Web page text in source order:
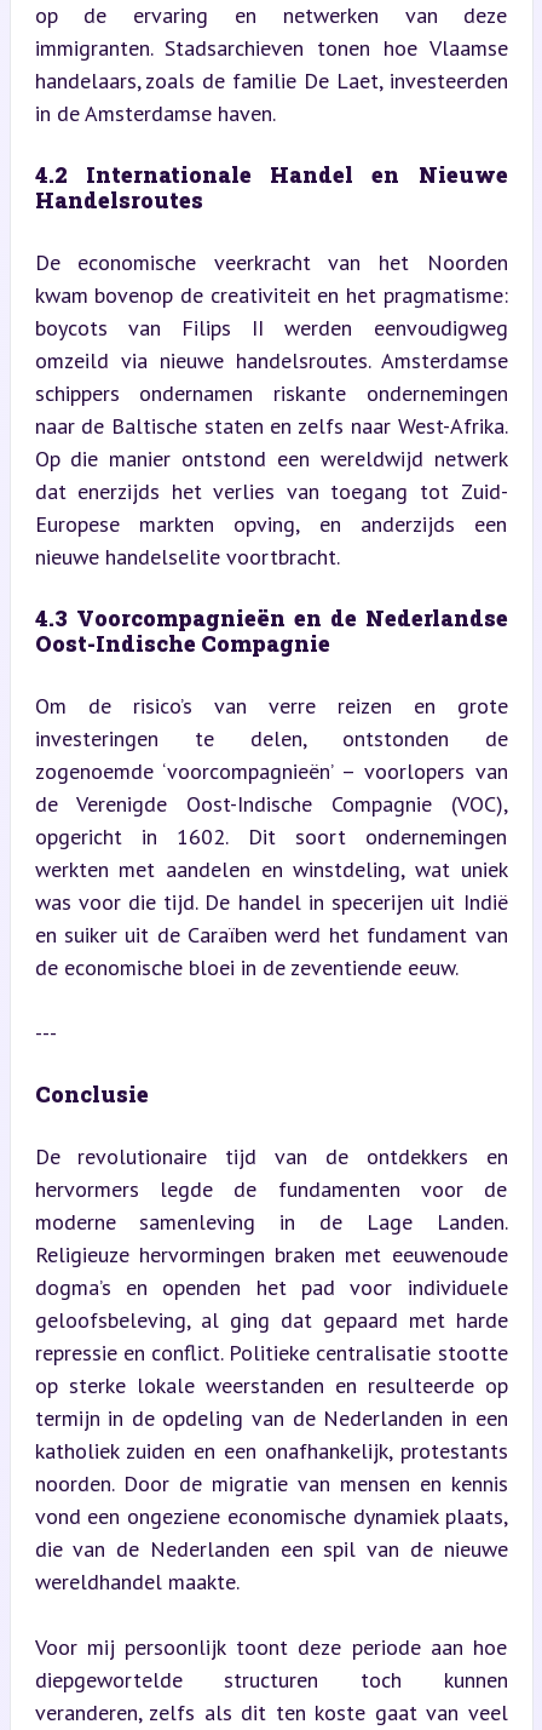
op de ervaring en netwerken van deze
immigranten. Stadsarchieven tonen hoe Vlaamse
handelaars, zoals de familie De Laet, investeerden
in de Amsterdamse haven.
4.2 Internationale Handel en Nieuwe
Handelsroutes
De economische veerkracht van het Noorden
kwam bovenop de creativiteit en het pragmatisme:
boycots van Filips II werden eenvoudigweg
omzeild via nieuwe handelsroutes. Amsterdamse
schippers ondernamen riskante ondernemingen
naar de Baltische staten en zelfs naar West-Afrika.
Op die manier ontstond een wereldwijd netwerk
dat enerzijds het verlies van toegang tot Zuid-
Europese markten opving, en anderzijds een
nieuwe handelselite voortbracht.
4.3 Voorcompagnieën en de Nederlandse
Oost-Indische Compagnie
Om de risico’s van verre reizen en grote
investeringen te delen, ontstonden de
zogenoemde ‘voorcompagnieën’ – voorlopers van
de Verenigde Oost-Indische Compagnie (VOC),
opgericht in 1602. Dit soort ondernemingen
werkten met aandelen en winstdeling, wat uniek
was voor die tijd. De handel in specerijen uit Indië
en suiker uit de Caraïben werd het fundament van
de economische bloei in de zeventiende eeuw.
---
Conclusie
De revolutionaire tijd van de ontdekkers en
hervormers legde de fundamenten voor de
moderne samenleving in de Lage Landen.
Religieuze hervormingen braken met eeuwenoude
dogma’s en openden het pad voor individuele
geloofsbeleving, al ging dat gepaard met harde
repressie en conflict. Politieke centralisatie stootte
op sterke lokale weerstanden en resulteerde op
termijn in de opdeling van de Nederlanden in een
katholiek zuiden en een onafhankelijk, protestants
noorden. Door de migratie van mensen en kennis
vond een ongeziene economische dynamiek plaats,
die van de Nederlanden een spil van de nieuwe
wereldhandel maakte.
Voor mij persoonlijk toont deze periode aan hoe
diepgewortelde structuren toch kunnen
veranderen, zelfs als dit ten koste gaat van veel